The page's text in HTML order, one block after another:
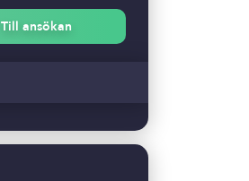
Till ansökan